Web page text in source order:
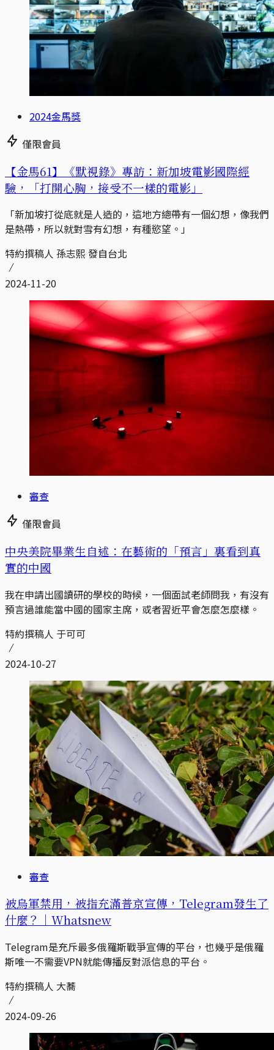
2024金馬獎
僅限會員
【金馬61】《默視錄》專訪：新加坡電影國際經
驗，「打開心胸，接受不一樣的電影」
「新加坡打從底就是人造的，這地方總帶有一個幻想，像我們
是熱帶，所以就對雪有幻想，有種慾望。」
特約撰稿人 孫志熙 發自台北
2024-11-20
審查
僅限會員
中央美院畢業生自述：在藝術的「預言」裏看到真
實的中國
我在申請出國讀研的學校的時候，一個面試老師問我，有沒有
預言過誰能當中國的國家主席，或者習近平會怎麼怎麼樣。
特約撰稿人 于可可
2024-10-27
審查
被烏軍禁用，被指充滿普京宣傳，Telegram發生了
什麼？｜Whatsnew
Telegram是充斥最多俄羅斯戰爭宣傳的平台，也幾乎是俄羅
斯唯一不需要VPN就能傳播反對派信息的平台。
特約撰稿人 大蕎
2024-09-26